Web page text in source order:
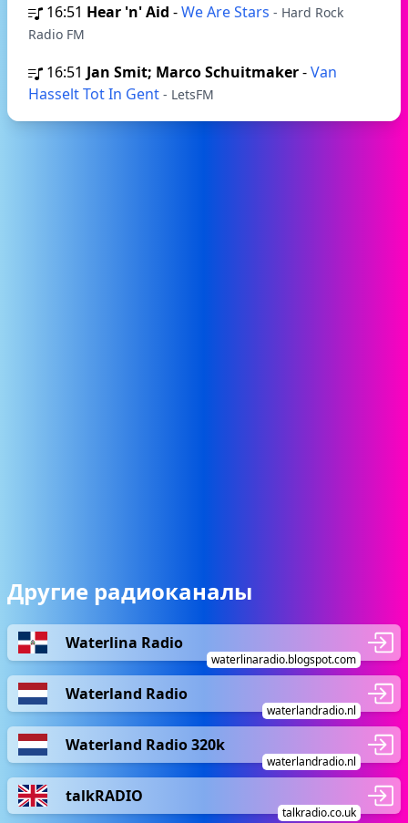
16:51 Hear 'n' Aid -We Are Stars - Hard Rock
Radio FM
16:51 Jan Smit; Marco Schuitmaker-Van
Hasselt Tot In Gent - LetsFM
Другие радиоканалы
Waterlina Radio
waterlinaradio.blogspot.com
Waterland Radio
waterlandradio.nl
Waterland Radio 320k
waterlandradio.nl
talkRADIO
talkradio.co.uk